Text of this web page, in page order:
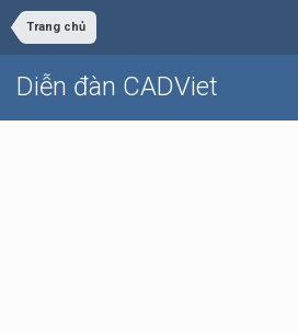
Trang chủ
Diễn đàn CADViet